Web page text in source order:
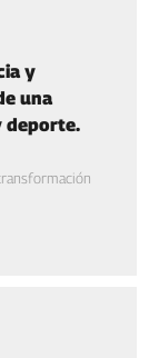
y
una
deporte.